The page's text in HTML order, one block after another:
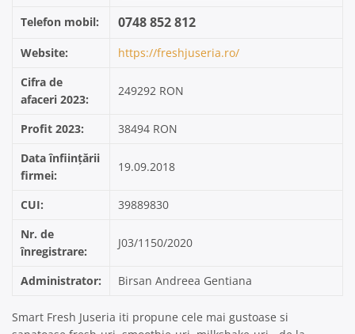
Telefon mobil: 0748 852 812
Website:
https://freshjuseria.ro/
Cifra de
afaceri 2023:
249292 RON
Profit 2023:
38494 RON
Data înființării
firmei:
19.09.2018
CUI:
39889830
Nr. de
înregistrare:
J03/1150/2020
Administrator: Birsan Andreea Gentiana
Smart Fresh Juseria iti propune cele mai gustoase si